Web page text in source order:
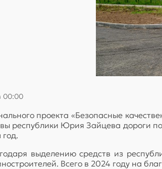
00:00
проекта «Безопасные
республики Юрия Зайцева дороги
выделению средств из
Всего в 2024 году на